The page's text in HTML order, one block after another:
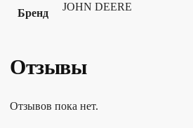
Бренд
JOHN DEERE
Отзывы
Отзывов пока нет.